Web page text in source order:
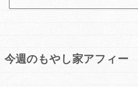
今週のもやし家アフィー